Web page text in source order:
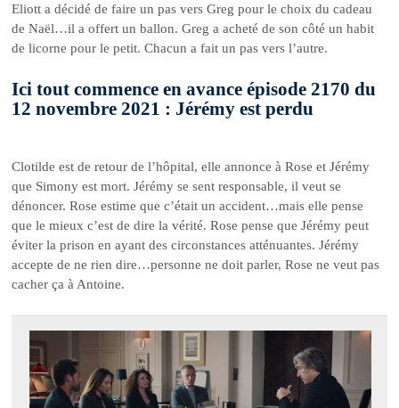
Eliott a décidé de faire un pas vers Greg pour le choix du cadeau
de Naël…il a offert un ballon. Greg a acheté de son côté un habit
de licorne pour le petit. Chacun a fait un pas vers l’autre.
Ici tout commence en avance épisode 2170 du
12 novembre 2021 : Jérémy est perdu
Clotilde est de retour de l’hôpital, elle annonce à Rose et Jérémy
que Simony est mort. Jérémy se sent responsable, il veut se
dénoncer. Rose estime que c’était un accident…mais elle pense
que le mieux c’est de dire la vérité. Rose pense que Jérémy peut
éviter la prison en ayant des circonstances atténuantes. Jérémy
accepte de ne rien dire…personne ne doit parler, Rose ne veut pas
cacher ça à Antoine.